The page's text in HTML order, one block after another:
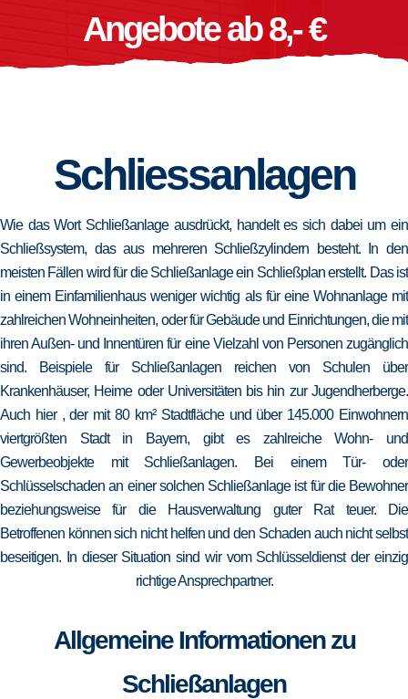
Angebote ab 8,- €
Schliessanlagen
Wie das Wort Schließanlage ausdrückt, handelt es sich dabei um ein
Schließsystem, das aus mehreren Schließzylindern besteht. In den
meisten Fällen wird für die Schließanlage ein Schließplan erstellt. Das ist
in einem Einfamilienhaus weniger wichtig als für eine Wohnanlage mit
zahlreichen Wohneinheiten, oder für Gebäude und Einrichtungen, die mit
ihren Außen- und Innentüren für eine Vielzahl von Personen zugänglich
sind. Beispiele für Schließanlagen reichen von Schulen über
Krankenhäuser, Heime oder Universitäten bis hin zur Jugendherberge.
Auch hier , der mit 80 km² Stadtfläche und über 145.000 Einwohnern
viertgrößten Stadt in Bayern, gibt es zahlreiche Wohn- und
Gewerbeobjekte mit Schließanlagen. Bei einem Tür- oder
Schlüsselschaden an einer solchen Schließanlage ist für die Bewohner
beziehungsweise für die Hausverwaltung guter Rat teuer. Die
Betroffenen können sich nicht helfen und den Schaden auch nicht selbst
beseitigen. In dieser Situation sind wir vom Schlüsseldienst der einzig
richtige Ansprechpartner.
Allgemeine Informationen zu
Schließanlagen